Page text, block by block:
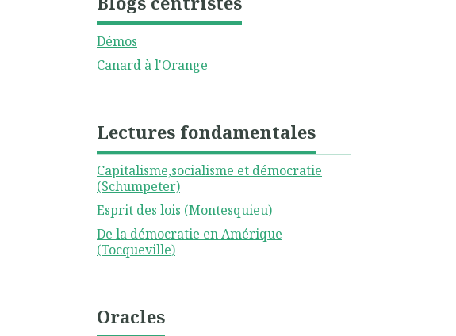
Démos
Canard à l'Orange
Lectures fondamentales
Capitalisme,socialisme et démocratie
(Schumpeter)
Esprit des lois (Montesquieu)
De la démocratie en Amérique
(Tocqueville)
Oracles